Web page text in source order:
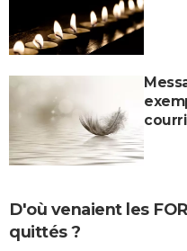
D'où venaient les
quittés ?